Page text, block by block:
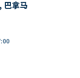
巴拿马